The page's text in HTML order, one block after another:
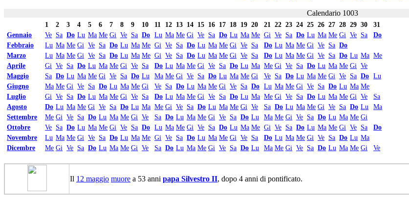
Calendario 1003
1 2 3 4 5 6 7 8 9 10 11 12 13 14 15 16 17 18 19 20 21 22 23 24 25 26 27 28 29 30
31
Gennaio
Ve Sa Do Lu Ma Me Gi Ve Sa Do Lu Ma Me Gi Ve Sa Do Lu Ma Me Gi Ve Sa Do Lu Ma Me Gi Ve Sa
Do
Febbraio
Lu Ma Me Gi Ve Sa Do Lu Ma Me Gi Ve Sa Do Lu Ma Me Gi Ve Sa Do Lu Ma Me Gi Ve Sa Do
Marzo
Lu Ma Me Gi Ve Sa Do Lu Ma Me Gi Ve Sa Do Lu Ma Me Gi Ve Sa Do Lu Ma Me Gi Ve Sa Do Lu Ma Me
Aprile
Gi Ve Sa Do Lu Ma Me Gi Ve Sa Do Lu Ma Me Gi Ve Sa Do Lu Ma Me Gi Ve Sa Do Lu Ma Me Gi Ve
Maggio
Sa Do Lu Ma Me Gi Ve Sa Do Lu Ma Me Gi Ve Sa Do Lu Ma Me Gi Ve Sa Do Lu Ma Me Gi Ve Sa Do Lu
Giugno
Ma Me Gi Ve Sa Do Lu Ma Me Gi Ve Sa Do Lu Ma Me Gi Ve Sa Do Lu Ma Me Gi Ve Sa Do Lu Ma Me
Luglio
Gi Ve Sa Do Lu Ma Me Gi Ve Sa Do Lu Ma Me Gi Ve Sa Do Lu Ma Me Gi Ve Sa Do Lu Ma Me Gi Ve
Sa
Agosto
Do Lu Ma Me Gi Ve Sa Do Lu Ma Me Gi Ve Sa Do Lu Ma Me Gi Ve Sa Do Lu Ma Me Gi Ve Sa Do Lu
Ma
Settembre
Me Gi Ve Sa Do Lu Ma Me Gi Ve Sa Do Lu Ma Me Gi Ve Sa Do Lu Ma Me Gi Ve Sa Do Lu Ma Me Gi
Ottobre
Ve Sa Do Lu Ma Me Gi Ve Sa Do Lu Ma Me Gi Ve Sa Do Lu Ma Me Gi Ve Sa Do Lu Ma Me Gi Ve Sa
Do
Novembre
Lu Ma Me Gi Ve Sa Do Lu Ma Me Gi Ve Sa Do Lu Ma Me Gi Ve Sa Do Lu Ma Me Gi Ve Sa Do Lu Ma
Dicembre
Me Gi Ve Sa Do Lu Ma Me Gi Ve Sa Do Lu Ma Me Gi Ve Sa Do Lu Ma Me Gi Ve Sa Do Lu Ma Me Gi Ve
Il 12 maggio muore a 53 anni papa Silvestro II, dopo 4 anni di pontificato.